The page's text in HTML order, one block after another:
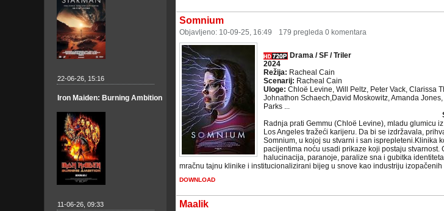
Somnium
Objavljeno: 10-09-25, 16:49 179 pregleda 0 komentara
Drama / SF / Triler
2024
Režija: Racheal Cain
Scenarij: Racheal Cain
Uloge: Chloë Levine, Will Peltz, Peter Vack, Clarissa
Johnathon Schaech,David Moskowitz, Amanda
Parks ...
Radnja prati Gemmu (Chloë Levine), mladu glumicu
Los Angeles tražeći karijeru. Da bi se izdržavala,
Somnium, u kojoj su stvarni i san
pacijentima noću usadi prikaze koji postaju
halucinacija, paranoje, paralize sna i gubitka
mračnu tajnu klinike i institucionalizirani bijeg u snove kao industriju izopačenih
DOWNLOAD
Maalik
22-06-26, 15:16
Iron Maiden: Burning Ambition
11-06-26, 09:33